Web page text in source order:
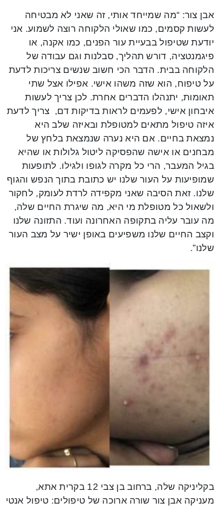
אבן צור: “מה שמייחד אותי, זה שאני לא מבטיחה
לעשות קסמים, כמו שאולי הלקוחה רוצה לשמוע. אני
יודעת שטיפול בבעיית עור הפנים, כמו אקנה, או
פיגמנטציה, דורש תהליך, סבלנות וגם עבודה של
הלקוחה בבית. הדבר הכי חשוב שנשים צריכות לדעת
על טיפוח, הוא שזה משהו אישי. אפילו אצל שתי
תאומות, יתנהלו הדברים אחרת. לכן צריך לעשות
איבחון אישי, לפעמים לראות בדיקות דם, צריך לדעת
איזה טיפול מתאים למטופלת ובאיזה שלב היא
נמצאת בחיים. אם היא נערה שנמצאת בלחץ של
מבחנים או אישה שהפסיקה ליטול גלולות או שהיא
בגיל המעבר, הרי כל מקרה לגופו ולגילו. לתופעות
שמופיעות על העור שלנו יש כתובת בתוך הנפש והגוף
שלנו. זאת הסיבה שאני מקפידה לרדת לעומק, לחקור
ולשאול כל מטופלת מי היא, מה שיגרת החיים שלה,
מה עובר עליה בתקופה האחרונה ועוד. התזונה שלנו
וקצב החיים שלנו משפיעים באופן ישיר על מצב העור
שלנו”.
בקליניקה שלה, ברחוב בן צבי 12 בקרית אתא,
מעניקה אבן צור שורה ארוכה של טיפולים: טיפול אנטי